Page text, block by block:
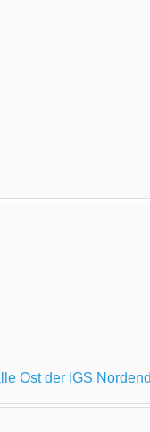
Ost der IGS